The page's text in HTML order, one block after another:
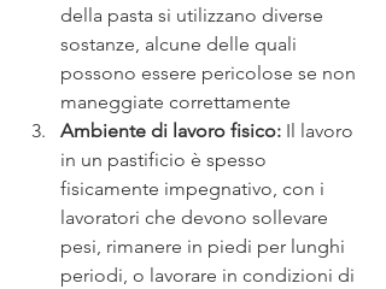
della pasta si utilizzano diverse
sostanze, alcune delle quali
possono essere pericolose se non
maneggiate correttamente
Ambiente di lavoro fisico: Il lavoro
in un pastificio è spesso
fisicamente impegnativo, con i
lavoratori che devono sollevare
pesi, rimanere in piedi per lunghi
periodi, o lavorare in condizioni di